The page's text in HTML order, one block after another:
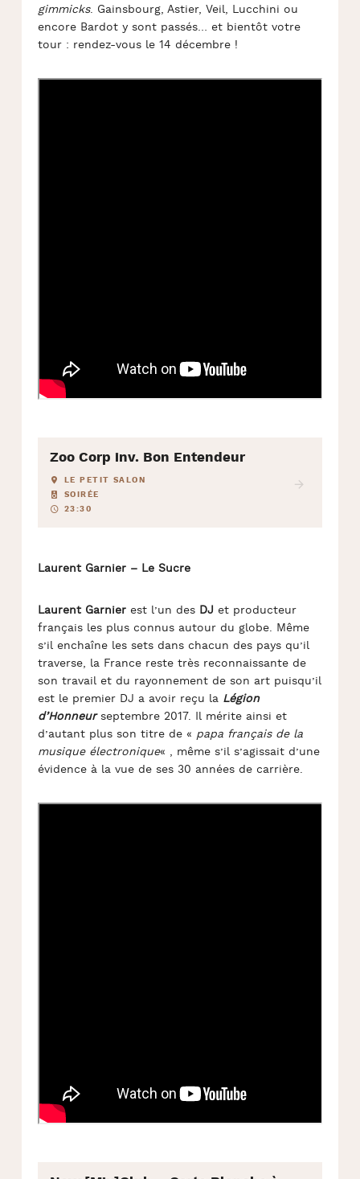
gimmicks. Gainsbourg, Astier, Veil, Lucchini ou
encore Bardot y sont passés… et bientôt votre
tour : rendez-vous le 14 décembre !
Zoo Corp inv. Bon Entendeur
LE PETIT SALON
SOIRÉE
23:30
Laurent Garnier – Le Sucre
Laurent Garnierest l’un des DJ et producteur
français les plus connus autour du globe. Même
s’il enchaîne les sets dans chacun des pays qu’il
traverse, la France reste très reconnaissante de
son travail et du rayonnement de son art puisqu’il
est le premier DJ a avoir reçu la Légion
d’Honneurseptembre 2017. Il mérite ainsi et
d’autant plus son titre de « papa français de la
musique électronique« , même s’il s’agissait d’une
évidence à la vue de ses 30 années de carrière.